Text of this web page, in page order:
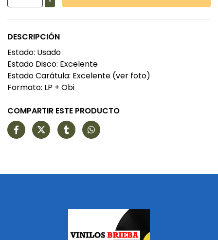
DESCRIPCIÓN
Estado: Usado
Estado Disco: Excelente
Estado Carátula: Excelente (ver foto)
Formato: LP + Obi
COMPARTIR ESTE PRODUCTO